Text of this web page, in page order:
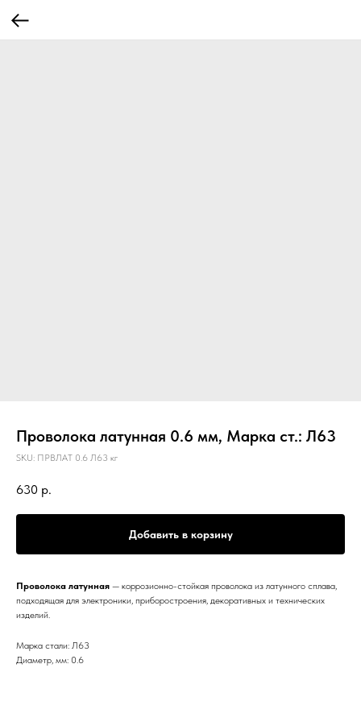
Проволока латунная 0.6 мм, Марка ст.: Л63
SKU: ПРВЛАТ 0.6 Л63 кг
630 р.
Добавить в корзину
Проволока латунная — коррозионно-стойкая проволока из латунного сплава,
подходящая для электроники, приборостроения, декоративных и технических
изделий.
Марка стали: Л63
Диаметр, мм: 0.6